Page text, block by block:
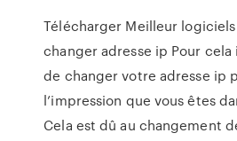
Télécharger Meilleur
changer adresse ip Pour
de changer votre adresse ip
l’impression que vous êtes
Cela est dû au changement